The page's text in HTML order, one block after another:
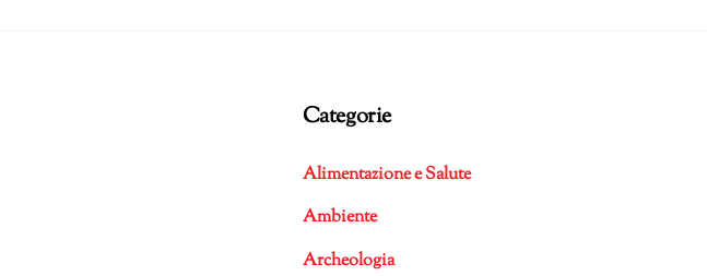
Categorie
Alimentazione e Salute
Ambiente
Archeologia